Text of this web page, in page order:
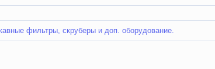
фильтры, скруберы и доп. оборудование.